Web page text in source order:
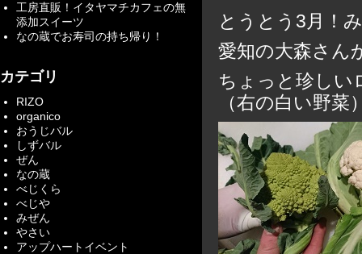
とうとう3月！
愛知の大森さん
ちょっと珍しい
（右の白い野菜
工房直販！イタヤマチカフェの無
添加スイーツ
なの蔵でお寿司の持ち帰り！
カテゴリ
RIZO
organico
おうじバル
しずバル
ぜん
なの蔵
べじくら
べじや
みぜん
やさい
アップハートイベント